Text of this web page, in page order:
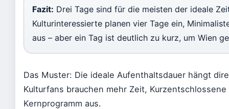
Fazit: Drei Tage sind für die meisten der ideale
Kulturinteressierte planen vier Tage ein,
aus – aber ein Tag ist deutlich zu kurz, um Wien
Das Muster: Die ideale Aufenthaltsdauer hängt
Kulturfans brauchen mehr Zeit,
Kernprogramm aus.